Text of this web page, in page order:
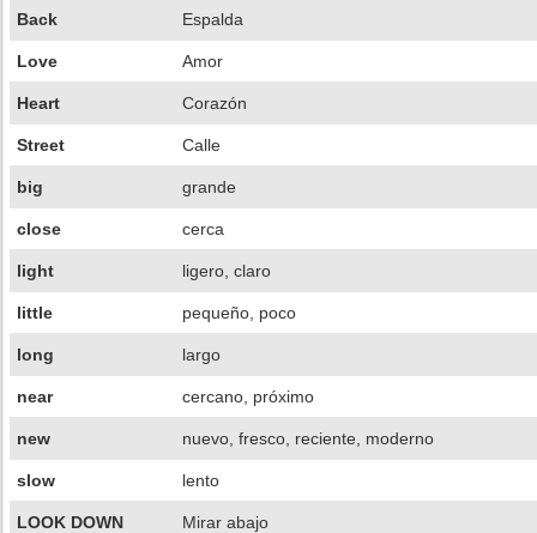
Back Espalda
Love Amor
Heart Corazón
Street Calle
big grande
close cerca
light ligero, claro
little pequeño, poco
long largo
near cercano, próximo
new nuevo, fresco, reciente, moderno
slow lento
LOOK DOWN Mirar abajo